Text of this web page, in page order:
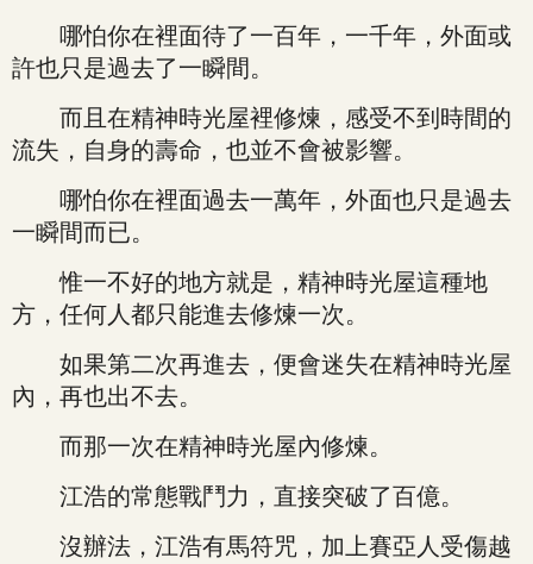
哪怕你在裡面待了一百年，一千年，外面或
許也只是過去了一瞬間。
而且在精神時光屋裡修煉，感受不到時間的
流失，自身的壽命，也並不會被影響。
哪怕你在裡面過去一萬年，外面也只是過去
一瞬間而已。
惟一不好的地方就是，精神時光屋這種地
方，任何人都只能進去修煉一次。
如果第二次再進去，便會迷失在精神時光屋
內，再也出不去。
而那一次在精神時光屋內修煉。
江浩的常態戰鬥力，直接突破了百億。
沒辦法，江浩有馬符咒，加上賽亞人受傷越